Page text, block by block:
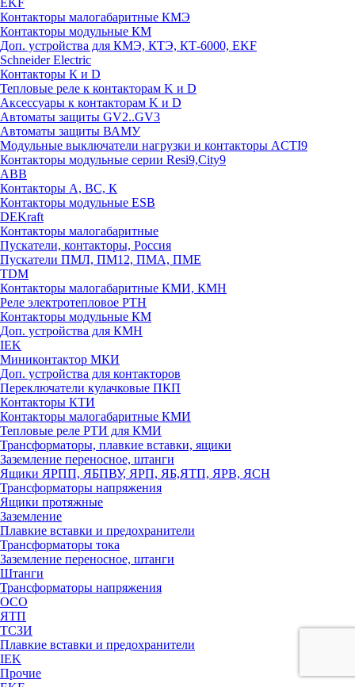
EKF
Контакторы малогабаритные КМЭ
Контакторы модульные КМ
Доп. устройства для КМЭ, КТЭ, КТ-6000, EKF
Schneider Electric
Контакторы К и D
Тепловые реле к контакторам K и D
Аксессуары к контакторам K и D
Автоматы защиты GV2..GV3
Автоматы защиты ВАМУ
Модульные выключатели нагрузки и контакторы ACTI9
Контакторы модульные серии Resi9,City9
ABB
Контакторы А, ВС, К
Контакторы модульные ESB
DEKraft
Контакторы малогабаритные
Пускатели, контакторы, Россия
Пускатели ПМЛ, ПМ12, ПМА, ПМЕ
TDM
Контакторы малогабаритные КМИ, КМН
Реле электротепловое РТН
Контакторы модульные КМ
Доп. устройства для КМН
IEK
Миниконтактор МКИ
Доп. устройства для контакторов
Переключатели кулачковые ПКП
Контакторы КТИ
Контакторы малогабаритные КМИ
Тепловые реле РTИ для КМИ
Трансформаторы, плавкие вставки, ящики
Заземление переносное, штанги
Ящики ЯРПП, ЯБПВУ, ЯРП, ЯБ,ЯТП, ЯРВ, ЯСН
Трансформаторы напряжения
Ящики протяжные
Заземление
Плавкие вставки и предохранители
Трансформаторы тока
Заземление переносное, штанги
Штанги
Трансформаторы напряжения
ОСО
ЯТП
ТСЗИ
Плавкие вставки и предохранители
IEK
Прочие